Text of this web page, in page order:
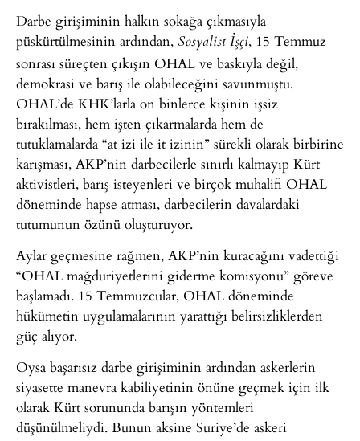
Darbe girişiminin halkın sokağa çıkmasıyla
püskürtülmesinin ardından, Sosyalistİşçi, 15 Temmuz
sonrası süreçten çıkışın OHAL ve baskıyla değil,
demokrasi ve barış ile olabileceğini savunmuştu.
OHAL’de KHK’larla on binlerce kişinin işsiz
bırakılması, hem işten çıkarmalarda hem de
tutuklamalarda “at izi ile it izinin” sürekli olarak birbirine
karışması, AKP’nin darbecilerle sınırlı kalmayıp Kürt
aktivistleri, barış isteyenleri ve birçok muhalifi OHAL
döneminde hapse atması, darbecilerin davalardaki
tutumunun özünü oluşturuyor.
Aylar geçmesine rağmen, AKP’nin kuracağını vadettiği
“OHAL mağduriyetlerini giderme komisyonu” göreve
başlamadı. 15 Temmuzcular, OHAL döneminde
hükümetin uygulamalarının yarattığı belirsizliklerden
güç alıyor.
Oysa başarısız darbe girişiminin ardından askerlerin
siyasette manevra kabiliyetinin önüne geçmek için ilk
olarak Kürt sorununda barışın yöntemleri
düşünülmeliydi. Bunun aksine Suriye’de askeri